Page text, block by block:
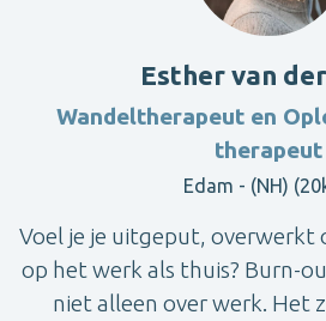
Esther van
Wandeltherapeut en
therapeut
Edam - (NH)
Voel je je uitgeput, overwerkt
op het werk als thuis? Burn-
niet alleen over werk. Het